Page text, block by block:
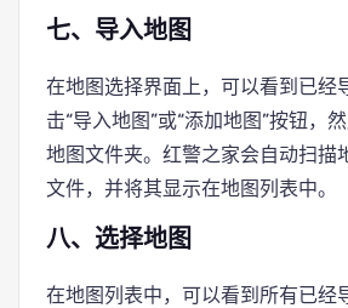
七、导入地图
在地图选择界面上，可以看到已经
击“导入地图”或“添加地图”按钮，
地图文件夹。红警之家会自动扫描
文件，并将其显示在地图列表中。
八、选择地图
在地图列表中，可以看到所有已经